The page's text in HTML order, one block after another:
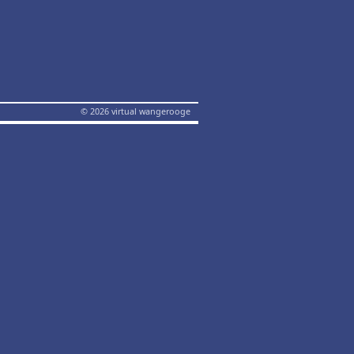
© 2026 virtual wangerooge